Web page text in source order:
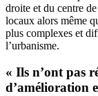
droite et du centre
locaux alors même
plus complexes et
l’urbanisme.
« Ils n’ont pas
d’amélioration